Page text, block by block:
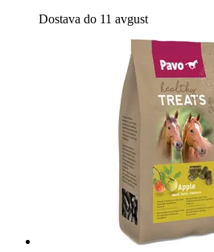
Dostava do 11 avgust